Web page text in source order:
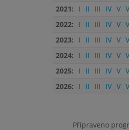
2021:
I II III IV V
2022:
I II III IV V
2023:
I II III IV V
2024:
I II III IV V
2025:
I II III IV V
2026:
I II III IV V
Připraveno